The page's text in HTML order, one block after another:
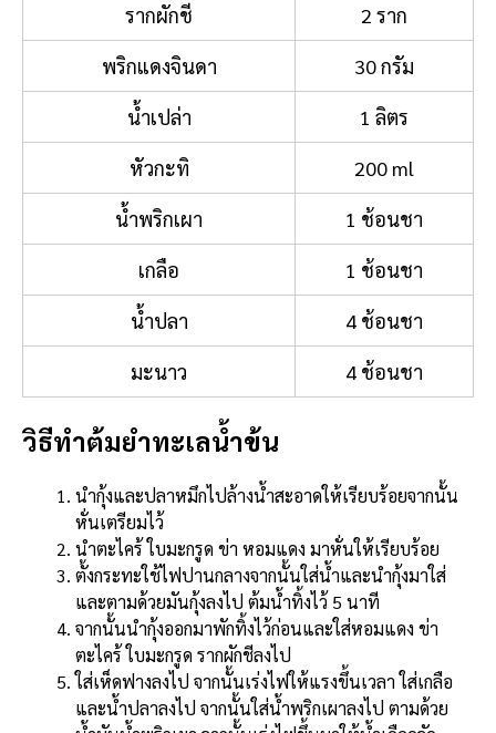
รากผักชี
2 ราก
พริกแดงจินดา
30 กรัม
น้ำเปล่า
1 ลิตร
หัวกะทิ
200 ml
น้ำพริกเผา
1 ช้อนชา
เกลือ
1 ช้อนชา
น้ำปลา
4 ช้อนชา
มะนาว
4 ช้อนชา
วิธีทำต้มยำทะเลน้ำข้น
นำกุ้งและปลาหมึกไปล้างน้ำสะอาดให้เรียบร้อยจากนั้น
หั่นเตรียมไว้
นำตะไคร้ ใบมะกรูด ข่า หอมแดง มาหั่นให้เรียบร้อย
ตั้งกระทะใช้ไฟปานกลางจากนั้นใส่น้ำและนำกุ้งมาใส่
และตามด้วยมันกุ้งลงไป ต้มน้ำทิ้งไว้ 5 นาที
จากนั้นนำกุ้งออกมาพักทิ้งไว้ก่อนและใส่หอมแดง ข่า
ตะไคร้ ใบมะกรูด รากผักชีลงไป
ใส่เห็ดฟางลงไป จากนั้นเร่งไฟให้แรงขึ้นเวลา ใส่เกลือ
และน้ำปลาลงไป จากนั้นใส่น้ำพริกเผาลงไป ตามด้วย